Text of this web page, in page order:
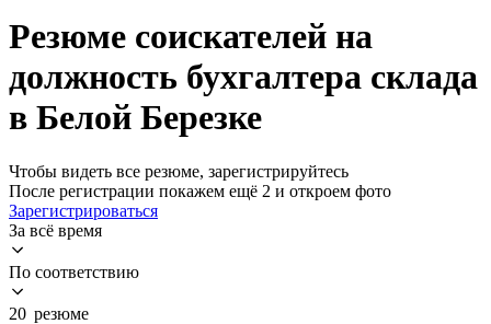
Резюме соискателей на
должность бухгалтера склада
в Белой Березке
Чтобы видеть все резюме, зарегистрируйтесь
После регистрации покажем ещё 2 и откроем фото
Зарегистрироваться
За всё время
По соответствию
20 резюме